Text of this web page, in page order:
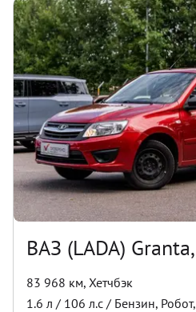
ВАЗ (LADA) Granta,
83 968 км, Хетчбэк
1.6 л / 106 л.с / Бензин, Робот,